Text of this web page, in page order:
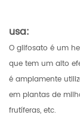
usa:
O glifosato é um
que tem um alto
é amplamente
em plantas de
frutíferas, etc.